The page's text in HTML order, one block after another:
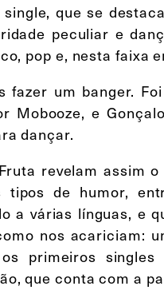
single, que se
peculiar e
pop e, nesta faixa
fazer um banger.
Mobooze, e
dançar.
revelam assim
tipos de humor,
a várias línguas, e
nos acariciam:
primeiros
que conta com a